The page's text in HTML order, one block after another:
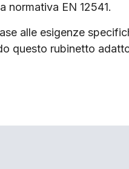
normativa EN 12541.
alle esigenze
questo rubinetto